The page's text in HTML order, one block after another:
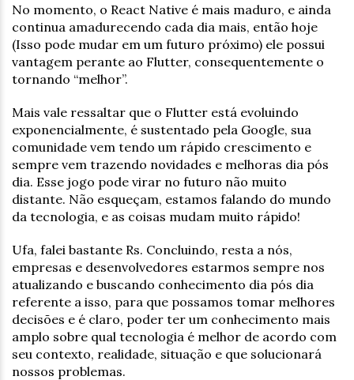
No momento, o React Native é mais maduro, e ainda
continua amadurecendo cada dia mais, então hoje
(Isso pode mudar em um futuro próximo) ele possui
vantagem perante ao Flutter, consequentemente o
tornando “melhor”.
Mais vale ressaltar que o Flutter está evoluindo
exponencialmente, é sustentado pela Google, sua
comunidade vem tendo um rápido crescimento e
sempre vem trazendo novidades e melhoras dia pós
dia. Esse jogo pode virar no futuro não muito
distante. Não esqueçam, estamos falando do mundo
da tecnologia, e as coisas mudam muito rápido!
Ufa, falei bastante Rs. Concluindo, resta a nós,
empresas e desenvolvedores estarmos sempre nos
atualizando e buscando conhecimento dia pós dia
referente a isso, para que possamos tomar melhores
decisões e é claro, poder ter um conhecimento mais
amplo sobre qual tecnologia é melhor de acordo com
seu contexto, realidade, situação e que solucionará
nossos problemas.